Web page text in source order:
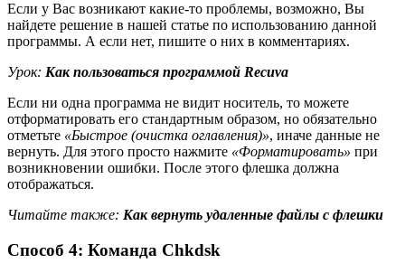
Если у Вас возникают какие-то проблемы, возможно, Вы
найдете решение в нашей статье по использованию данной
программы. А если нет, пишите о них в комментариях.
Урок: Как пользоваться программой Recuva
Если ни одна программа не видит носитель, то можете
отформатировать его стандартным образом, но обязательно
отметьте «Быстрое (очистка оглавления)», иначе данные не
вернуть. Для этого просто нажмите «Форматировать» при
возникновении ошибки. После этого флешка должна
отображаться.
Читайте также: Как вернуть удаленные файлы с флешки
Способ 4: Команда Chkdsk